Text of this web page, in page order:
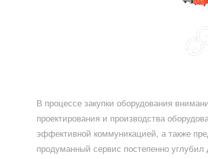
В процессе закупки оборудования
проектирования и производства
эффективной коммуникацией, а также
продуманный сервис постепенно углубил